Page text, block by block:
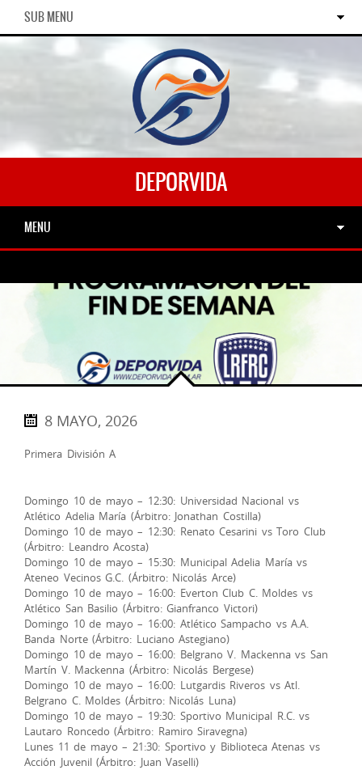
SUB MENU
DEPORVIDA
MENU
8 MAYO, 2026
Primera División A
Domingo 10 de mayo – 12:30: Universidad Nacional vs
Atlético Adelia María (Árbitro: Jonathan Costilla)
​Domingo 10 de mayo – 12:30: Renato Cesarini vs Toro Club
(Árbitro: Leandro Acosta)
​Domingo 10 de mayo – 15:30: Municipal Adelia María vs
Ateneo Vecinos G.C. (Árbitro: Nicolás Arce)
​Domingo 10 de mayo – 16:00: Everton Club C. Moldes vs
Atlético San Basilio (Árbitro: Gianfranco Victori)
​Domingo 10 de mayo – 16:00: Atlético Sampacho vs A.A.
Banda Norte (Árbitro: Luciano Astegiano)
​Domingo 10 de mayo – 16:00: Belgrano V. Mackenna vs San
Martín V. Mackenna (Árbitro: Nicolás Bergese)
​Domingo 10 de mayo – 16:00: Lutgardis Riveros vs Atl.
Belgrano C. Moldes (Árbitro: Nicolás Luna)
​Domingo 10 de mayo – 19:30: Sportivo Municipal R.C. vs
Lautaro Roncedo (Árbitro: Ramiro Siravegna)
​Lunes 11 de mayo – 21:30: Sportivo y Biblioteca Atenas vs
Acción Juvenil (Árbitro: Juan Vaselli)